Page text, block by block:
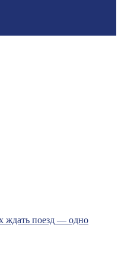
ждать поезд — одно